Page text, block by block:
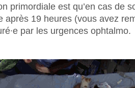
primordiale est qu’en cas de
après 19 heures (vous avez
par les urgences ophtalmo.